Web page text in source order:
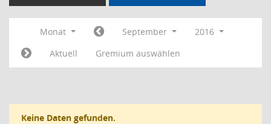
Monat September
2016
Aktuell
Gremium auswählen
Keine Daten gefunden.